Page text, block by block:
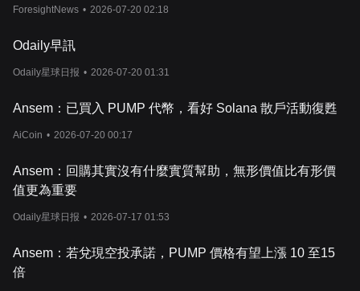
ForesightNews • 2026-07-20 02:18
Odaily早訊
Odaily星球日报 • 2026-07-20 01:31
Ansem：已買入 PUMP 代幣，看好 Solana 散戶活動復甦
AiCoin • 2026-07-20 00:17
Ansem：回購其實沒有什麼實質幫助，無形價值比有形價
值更為重要
Odaily星球日报 • 2026-07-17 01:53
Ansem：若兌現空投承諾，PUMP 價格有望上漲 10 至15
倍